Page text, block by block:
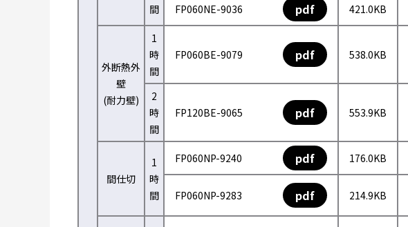
間
FP060NE-9036 pdf 421.0KB
外断熱外
壁
(耐力壁)
1
時
間
FP060BE-9079 pdf 538.0KB
2
時
間
FP120BE-9065 pdf 553.9KB
間仕切
1
時
間
FP060NP-9240 pdf 176.0KB
FP060NP-9283 pdf 214.9KB